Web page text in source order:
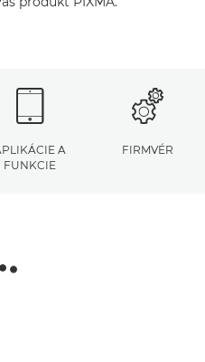
A
FUNKCIE
FIRMVÉR